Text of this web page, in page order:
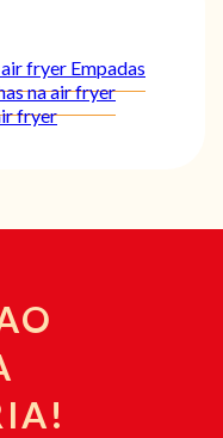
fryer Empadas
na air fryer
fryer